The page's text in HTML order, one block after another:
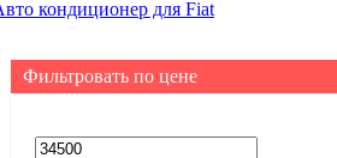
кондиционер для Fiat
Фильтровать по цене